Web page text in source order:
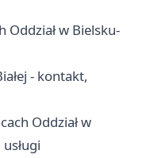
Oddział w Bielsku-
- kontakt,
Oddział w